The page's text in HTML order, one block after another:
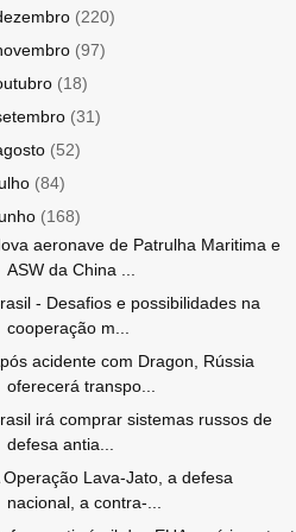
(220)
(97)
(18)
(31)
(52)
(84)
(168)
aeronave de Patrulha Maritima e
ASW da China ...
- Desafios e possibilidades na
cooperação m...
acidente com Dragon, Rússia
oferecerá transpo...
irá comprar sistemas russos de
defesa antia...
Operação Lava-Jato, a defesa
nacional, a contra-...